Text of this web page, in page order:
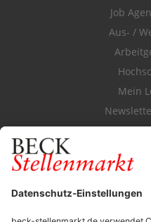
Job
Aus- /
Mein
Durchsuchen
FÜR